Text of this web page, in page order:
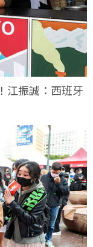
江振誠：西班牙